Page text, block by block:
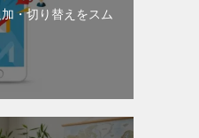
・切り替えをスム